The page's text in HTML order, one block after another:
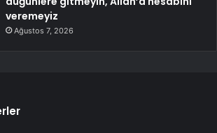
veremeyiz
Ağustos 7, 2026